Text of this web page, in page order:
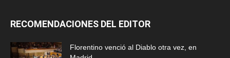
RECOMENDACIONES DEL EDITOR
Florentino venció al Diablo otra vez, en